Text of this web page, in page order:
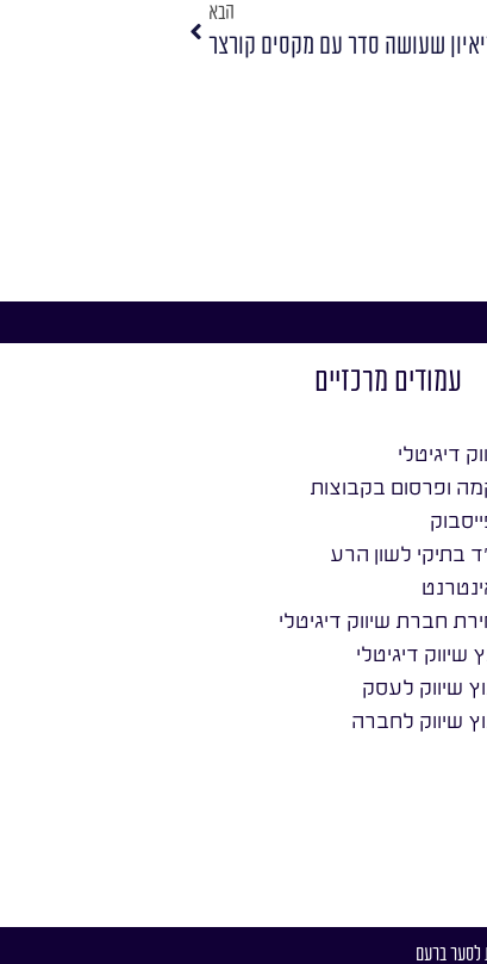
הבא
שעושה סדר עם מקסים קורצר
עמודים מרכזיים
דיגיטלי
ופרסום בקבוצות
בתיקי לשון הרע
חברת שיווק דיגיטלי
שיווק דיגיטלי
שיווק לעסק
שיווק לחברה
לסער ברעם